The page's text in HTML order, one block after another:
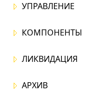
УПРАВЛЕНИЕ
КОМПОНЕНТЫ
ЛИКВИДАЦИЯ
АРХИВ